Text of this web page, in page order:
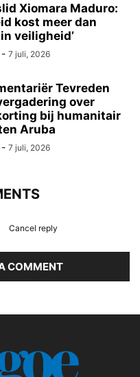
Xiomara Maduro:
kost meer dan
veiligheid’
- 7 juli, 2026
Tevreden
over
bij humanitair
Aruba
- 7 juli, 2026
Cancel reply
COMMENT